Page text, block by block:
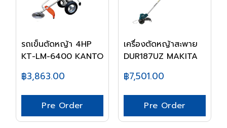
รถเข็นตัดหญ้า 4HP
KT-LM-6400 KANTO
฿3,863.00
Pre Order
เครื่องตัดหญ้าสะพาย
DUR187UZ MAKITA
฿7,501.00
Pre Order